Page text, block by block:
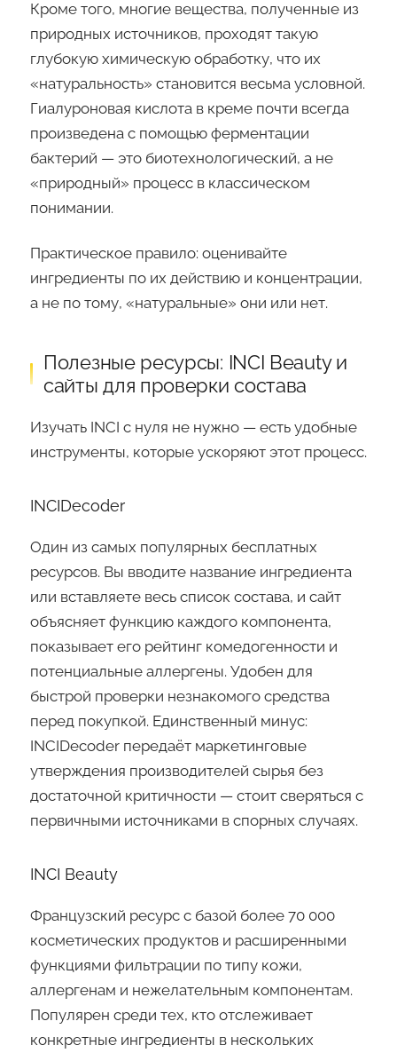
Кроме того, многие вещества, полученные из
природных источников, проходят такую
глубокую химическую обработку, что их
«натуральность» становится весьма условной.
Гиалуроновая кислота в креме почти всегда
произведена с помощью ферментации
бактерий — это биотехнологический, а не
«природный» процесс в классическом
понимании.
Практическое правило: оценивайте
ингредиенты по их действию и концентрации,
а не по тому, «натуральные» они или нет.
Полезные ресурсы: INCI Beauty и
сайты для проверки состава
Изучать INCI с нуля не нужно — есть удобные
инструменты, которые ускоряют этот процесс.
INCIDecoder
Один из самых популярных бесплатных
ресурсов. Вы вводите название ингредиента
или вставляете весь список состава, и сайт
объясняет функцию каждого компонента,
показывает его рейтинг комедогенности и
потенциальные аллергены. Удобен для
быстрой проверки незнакомого средства
перед покупкой. Единственный минус:
INCIDecoder передаёт маркетинговые
утверждения производителей сырья без
достаточной критичности — стоит сверяться с
первичными источниками в спорных случаях.
INCI Beauty
Французский ресурс с базой более 70 000
косметических продуктов и расширенными
функциями фильтрации по типу кожи,
аллергенам и нежелательным компонентам.
Популярен среди тех, кто отслеживает
конкретные ингредиенты в нескольких